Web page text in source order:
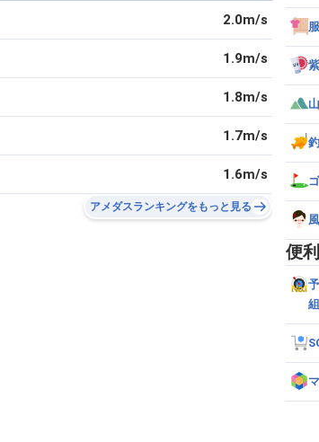
2.0m/s
1.9m/s
1.8m/s
1.7m/s
1.6m/s
アメダスランキングをもっと見る
便